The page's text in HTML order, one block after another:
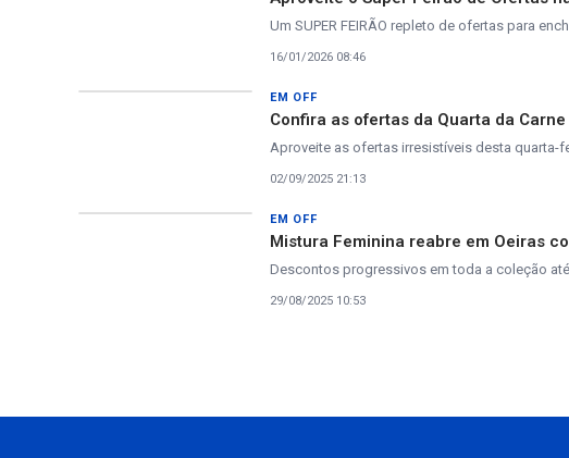
Um SUPER FEIRÃO repleto de ofertas para
16/01/2026 08:46
EM OFF
Confira as ofertas da Quarta da
Aproveite as ofertas irresistíveis desta quarta-
02/09/2025 21:13
EM OFF
Mistura Feminina reabre em Oeiras
Descontos progressivos em toda a coleção
29/08/2025 10:53